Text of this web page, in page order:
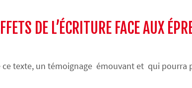
DE L’ÉCRITURE FACE AUX
texte, un témoignage émouvant et qui pourra